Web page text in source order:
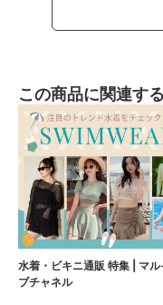
この商品に関連す
水着・ビキニ通販 特集 | マル
ブチャネル